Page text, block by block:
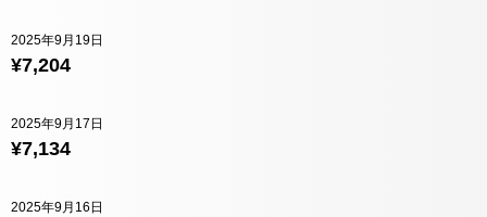
¥7,204
2025年9月19日
¥7,134
2025年9月17日
2025年9月16日